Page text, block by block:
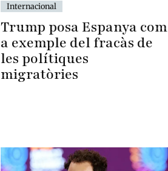
Internacional
Trump posa Espanya com
a exemple del fracàs de
les polítiques
migratòries